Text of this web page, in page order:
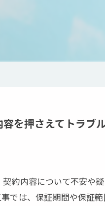
を押さえてトラブ
約内容について不安や
では、保証期間や保証